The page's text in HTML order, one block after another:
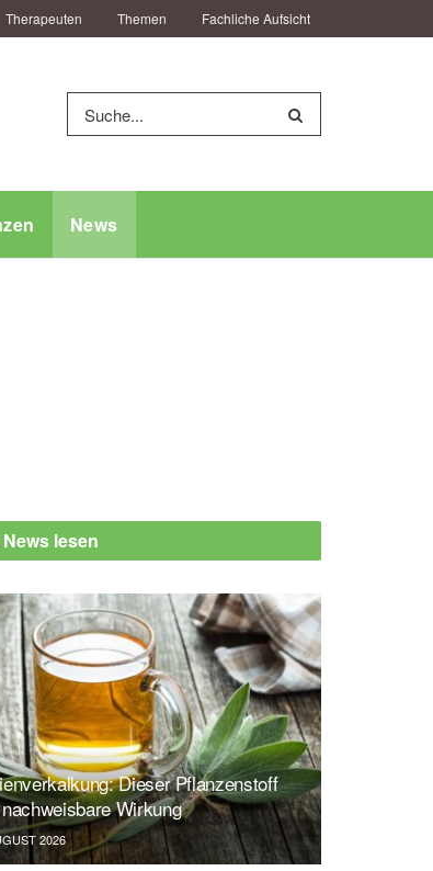
Therapeuten Themen Fachliche Aufsicht
News
lesen
Dieser Pflanzenstoff
Wirkung
2026